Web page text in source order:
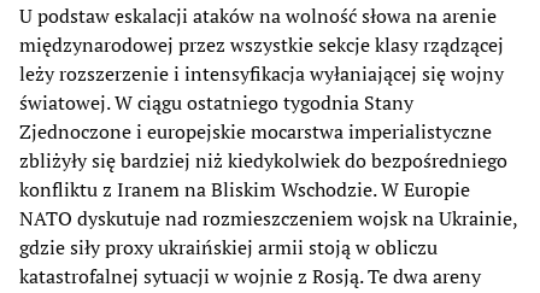
U podstaw eskalacji ataków na wolność słowa na arenie
międzynarodowej przez wszystkie sekcje klasy rządzącej
leży rozszerzenie i intensyfikacja wyłaniającej się wojny
światowej. W ciągu ostatniego tygodnia Stany
Zjednoczone i europejskie mocarstwa imperialistyczne
zbliżyły się bardziej niż kiedykolwiek do bezpośredniego
konfliktu z Iranem na Bliskim Wschodzie. W Europie
NATO dyskutuje nad rozmieszczeniem wojsk na Ukrainie,
gdzie siły proxy ukraińskiej armii stoją w obliczu
katastrofalnej sytuacji w wojnie z Rosją. Te dwa areny